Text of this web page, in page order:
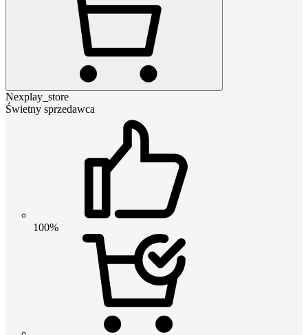
Nexplay_store
Świetny sprzedawca
100%